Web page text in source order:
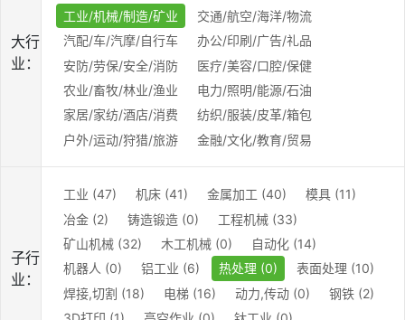
大行
业：
工业/机械/制造/矿业
交通/航空/海洋/物流
汽配/车/汽摩/自行车
办公/印刷/广告/礼品
安防/劳保/安全/消防
医疗/美容/口腔/保健
农业/畜牧/林业/渔业
电力/照明/能源/石油
家居/家纺/酒店/消费
纺织/服装/皮革/箱包
户外/运动/狩猎/旅游
金融/文化/教育/贸易
子行
业：
工业 (47) 机床 (41) 金属加工 (40)
模具 (11)
冶金 (2)
铸造锻造 (0)
工程机械 (33)
矿山机械 (32)
木工机械 (0)
自动化 (14)
机器人 (0)
铝工业 (6) 热处理 (0)
表面处理 (10)
焊接,切割 (18)
电梯 (16) 动力,传动 (0)
钢铁 (2)